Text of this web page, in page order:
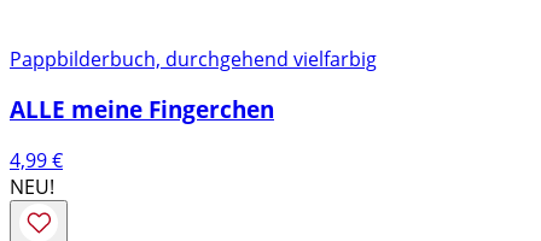
Pappbilderbuch, durchgehend vielfarbig
ALLE meine Fingerchen
4,99€
NEU!